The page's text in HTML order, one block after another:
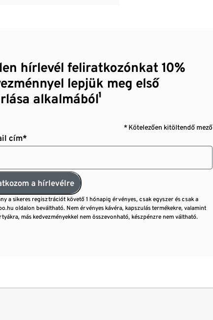
hírlevél feliratkozónkat 10%
lepjük meg első
alkalmából¹
* Kötelezően kitöltendő mező
cím*
a hírlevélre
a sikeres regisztrációt követő 1 hónapig érvényes, csak egyszer és csak a
oldalon beváltható. Nem érvényes kávéra, kapszulás termékekre, valamint
más kedvezményekkel nem összevonható, készpénzre nem váltható.